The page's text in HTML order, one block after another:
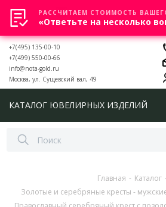
+7(495) 135-00-10
+7(499) 550-00-66
info@nota-gold.ru
Москва, ул. Сущевский вал, 49
КАТАЛОГ ЮВЕЛИРНЫХ ИЗДЕЛИЙ
Главная - Каталог
Золотые и серебряные кресты -
РАССЧИТАЕМ СТОИМОСТЬ
«Ответьте на несколько